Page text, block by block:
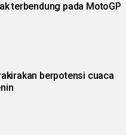
terbendung pada MotoGP
berpotensi cuaca